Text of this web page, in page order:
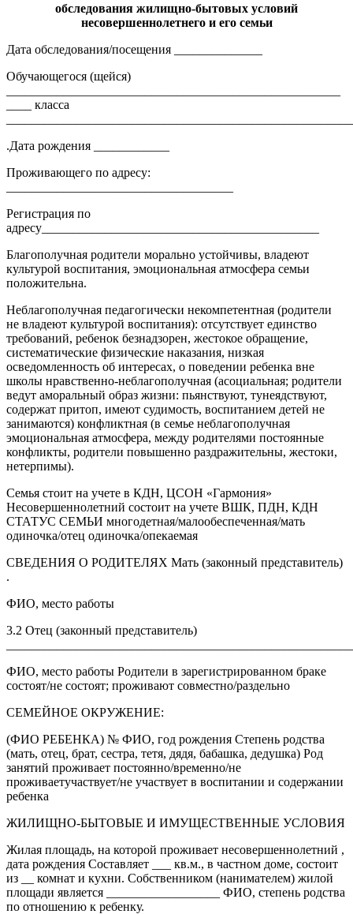
обследования жилищно-бытовых условий
несовершеннолетнего и его семьи
Дата обследования/посещения ______________
Обучающегося (щейся)
____ класса
.Дата рождения ____________
Проживающего по адресу:
Регистрация по
адресу____________________________________________
Благополучная родители морально устойчивы, владеют
культурой воспитания, эмоциональная атмосфера семьи
положительна.
Неблагополучная педагогически некомпетентная (родители
не владеют культурой воспитания): отсутствует единство
требований, ребенок безнадзорен, жестокое обращение,
систематические физические наказания, низкая
осведомленность об интересах, о поведении ребенка вне
школы нравственно-неблагополучная (асоциальная; родители
ведут аморальный образ жизни: пьянствуют, тунеядствуют,
содержат притоп, имеют судимость, воспитанием детей не
занимаются) конфликтная (в семье неблагополучная
эмоциональная атмосфера, между родителями постоянные
конфликты, родители повышенно раздражительны, жестоки,
нетерпимы).
Семья стоит на учете в КДН, ЦСОН «Гармония»
Несовершеннолетний состоит на учете ВШК, ПДН, КДН
СТАТУС СЕМЬИ многодетная/малообеспеченная/мать
одиночка/отец одиночка/опекаемая
СВЕДЕНИЯ О РОДИТЕЛЯХ Мать (законный представитель)
.
ФИО, место работы
3.2 Отец (законный представитель)
ФИО, место работы Родители в зарегистрированном браке
состоят/не состоят; проживают совместно/раздельно
СЕМЕЙНОЕ ОКРУЖЕНИЕ:
(ФИО РЕБЕНКА) № ФИО, год рождения Степень родства
(мать, отец, брат, сестра, тетя, дядя, бабашка, дедушка) Род
занятий проживает постоянно/временно/не
проживаетучаствует/не участвует в воспитании и содержании
ребенка
ЖИЛИЩНО-БЫТОВЫЕ И ИМУЩЕСТВЕННЫЕ УСЛОВИЯ
Жилая площадь, на которой проживает несовершеннолетний ,
дата рождения Составляет ___ кв.м., в частном доме, состоит
из __ комнат и кухни. Собственником (нанимателем) жилой
площади является __________________ ФИО, степень родства
по отношению к ребенку.